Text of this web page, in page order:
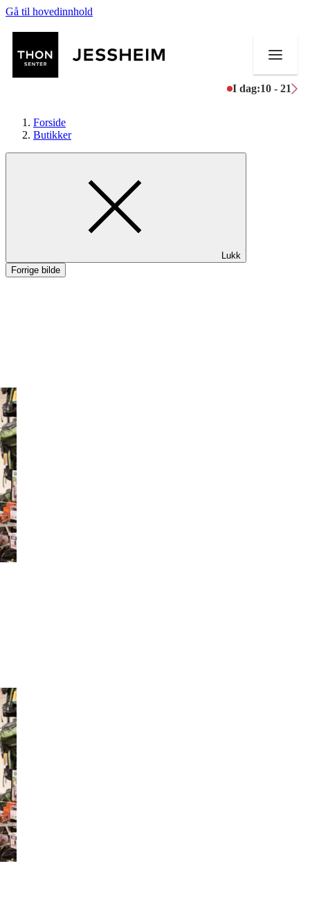
Gå til hovedinnhold
I dag:10 - 21
Mat og drikke
Aktiviteter
Forside
Butikker
Lukk
Forrige bilde